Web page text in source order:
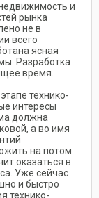
и
рынка
не в
всего
ясная
Разработка
время.
технико-
интересы
должна
а во имя
на потом
оказаться в
Уже сейчас
и быстро
технико-